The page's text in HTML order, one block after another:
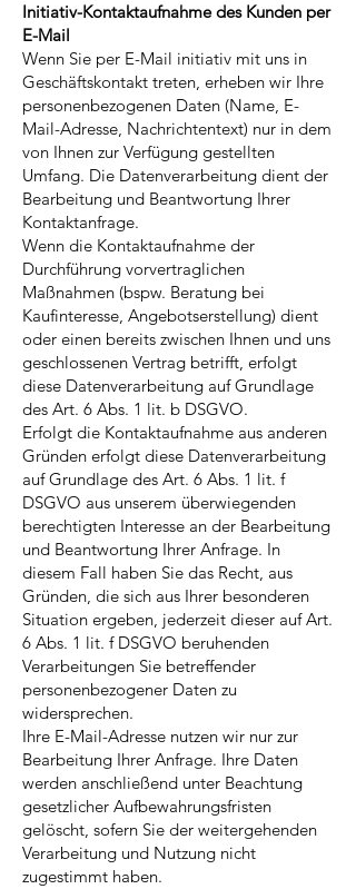
Initiativ-Kontaktaufnahme des Kunden per
E-Mail
Wenn Sie per E-Mail initiativ mit uns in
Geschäftskontakt treten, erheben wir Ihre
personenbezogenen Daten (Name, E-
Mail-Adresse, Nachrichtentext) nur in dem
von Ihnen zur Verfügung gestellten
Umfang. Die Datenverarbeitung dient der
Bearbeitung und Beantwortung Ihrer
Kontaktanfrage.
Wenn die Kontaktaufnahme der
Durchführung vorvertraglichen
Maßnahmen (bspw. Beratung bei
Kaufinteresse, Angebotserstellung) dient
oder einen bereits zwischen Ihnen und uns
geschlossenen Vertrag betrifft, erfolgt
diese Datenverarbeitung auf Grundlage
des Art. 6 Abs. 1 lit. b DSGVO.
Erfolgt die Kontaktaufnahme aus anderen
Gründen erfolgt diese Datenverarbeitung
auf Grundlage des Art. 6 Abs. 1 lit. f
DSGVO aus unserem überwiegenden
berechtigten Interesse an der Bearbeitung
und Beantwortung Ihrer Anfrage. In
diesem Fall haben Sie das Recht, aus
Gründen, die sich aus Ihrer besonderen
Situation ergeben, jederzeit dieser auf Art.
6 Abs. 1 lit. f DSGVO beruhenden
Verarbeitungen Sie betreffender
personenbezogener Daten zu
widersprechen.
Ihre E-Mail-Adresse nutzen wir nur zur
Bearbeitung Ihrer Anfrage. Ihre Daten
werden anschließend unter Beachtung
gesetzlicher Aufbewahrungsfristen
gelöscht, sofern Sie der weitergehenden
Verarbeitung und Nutzung nicht
zugestimmt haben.